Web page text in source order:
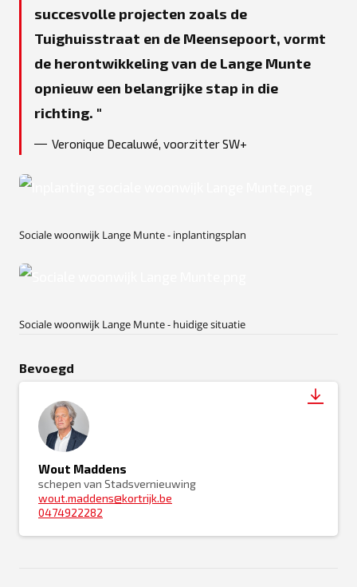
succesvolle projecten zoals de
Tuighuisstraat en de Meensepoort, vormt
de herontwikkeling van de Lange Munte
opnieuw een belangrijke stap in die
richting.
Veronique Decaluwé, voorzitter SW+
Sociale woonwijk Lange Munte - inplantingsplan
Sociale woonwijk Lange Munte - huidige situatie
Bevoegd
Wout Maddens
schepen van Stadsvernieuwing
wout.maddens@kortrijk.be
0474922282